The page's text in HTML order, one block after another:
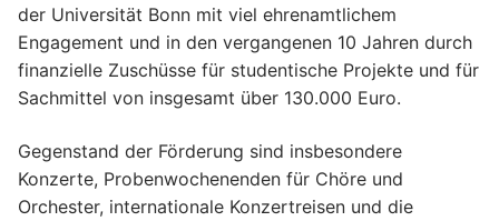
der Universität Bonn mit viel ehrenamtlichem
Engagement und in den vergangenen 10 Jahren durch
finanzielle Zuschüsse für studentische Projekte und für
Sachmittel von insgesamt über 130.000 Euro.
Gegenstand der Förderung sind insbesondere
Konzerte, Probenwochenenden für Chöre und
Orchester, internationale Konzertreisen und die